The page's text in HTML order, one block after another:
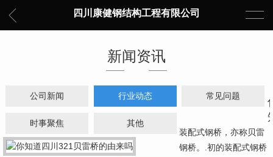
四川康健钢结构工程有限公司
新闻资讯
公司新闻 行业动态 常见问题
时事聚焦 其他
装配式钢桥，亦称贝雷
钢桥。.初的装配式钢桥